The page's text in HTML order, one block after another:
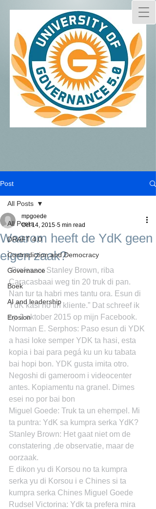
Post
All Posts
DRAFT 4.0
Contradiction and Democracy
Governance
Boek
AI and leadership
Erosion
All Posts
Waarom heeft de YdK geen
eigen zaak?
mpgoede
Oct 14, 2015 5 min read
“Professor Stanley Brown, riba
Caracasbaai weg tin 20 truk di pan.
Nan tur ta habri mes tantu ora. Esun di
YdK kasi no tin kliente.” Dat schreef ik
op 2 oktober 2015 op mijn Facebook.
Norman E. Serphos: Paso esun di YDK
a hasi loke semper YDK ta hasi, esta
kopia i bai para pegá ku un ku tabata
bai hopi bon. YDK gusta imita otro.
Negoshi di gameroom i videocenter
antes. Kopiamentu na granel. Dimes
esei no por bai bon
Miguel Goede: Truk ta un ehempel. Mi
ta puntra: YdK sa kumpra serka YdK?
Stanley Brown: Het gaat niet om de
constatering ,de observatie, maar de
oorzaak.
E dikon yu di Korsou no ta kumpra
serka yu di Korsou i e Chines si ta
kumpra serka Chines Miguel Goede
Rudsel Victorina: Ydk ta prefera mira